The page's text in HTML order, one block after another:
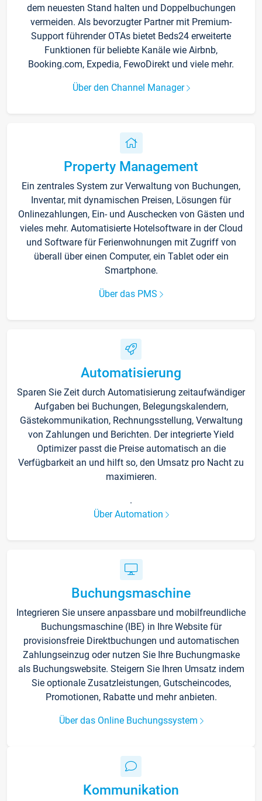
dem neuesten Stand halten und Doppelbuchungen
vermeiden. Als bevorzugter Partner mit Premium-
Support führender OTAs bietet Beds24 erweiterte
Funktionen für beliebte Kanäle wie Airbnb,
Booking.com, Expedia, FewoDirekt und viele mehr.
Über den Channel Manager
Property Management
Ein zentrales System zur Verwaltung von Buchungen,
Inventar, mit dynamischen Preisen, Lösungen für
Onlinezahlungen, Ein- und Auschecken von Gästen und
vieles mehr. Automatisierte Hotelsoftware in der Cloud
und Software für Ferienwohnungen mit Zugriff von
überall über einen Computer, ein Tablet oder ein
Smartphone.
Über das PMS
Automatisierung
Sparen Sie Zeit durch Automatisierung zeitaufwändiger
Aufgaben bei Buchungen, Belegungskalendern,
Gästekommunikation, Rechnungsstellung, Verwaltung
von Zahlungen und Berichten. Der integrierte Yield
Optimizer passt die Preise automatisch an die
Verfügbarkeit an und hilft so, den Umsatz pro Nacht zu
maximieren.
.
Über Automation
Buchungsmaschine
Integrieren Sie unsere anpassbare und mobilfreundliche
Buchungsmaschine (IBE) in Ihre Website für
provisionsfreie Direktbuchungen und automatischen
Zahlungseinzug oder nutzen Sie Ihre Buchungmaske
als Buchungswebsite. Steigern Sie Ihren Umsatz indem
Sie optionale Zusatzleistungen, Gutscheincodes,
Promotionen, Rabatte und mehr anbieten.
Über das Online Buchungssystem
Kommunikation